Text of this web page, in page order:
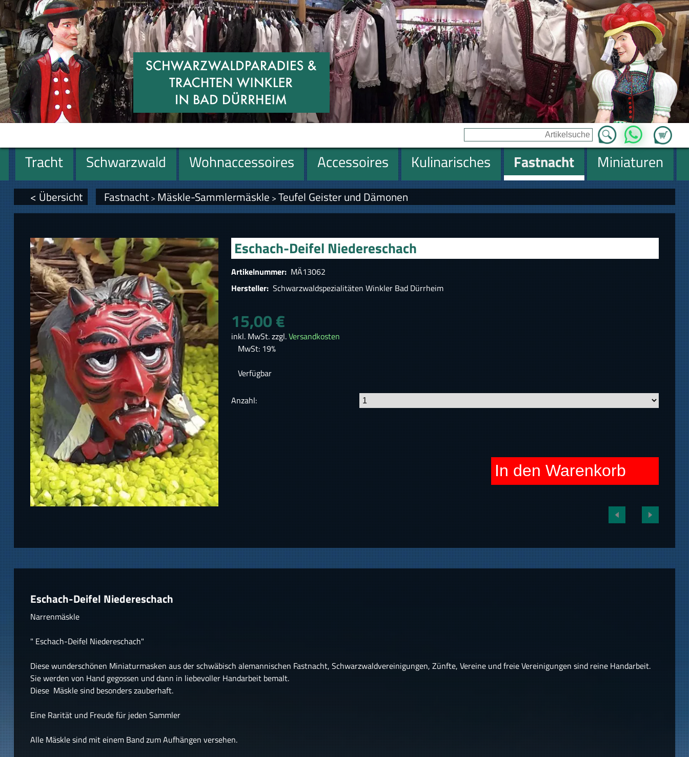
Zum
WhatsApp
Tracht Schwarzwald Wohnaccessoires Accessoires Kulinarisches Fastnacht
Miniaturen
Geschenke
< Übersicht Fastnacht> Mäskle-Sammlermäskle > Teufel Geister und Dämonen
Eschach-Deifel Niedereschach
Artikelnummer: MÄ13062
Hersteller: Schwarzwaldspezialitäten Winkler Bad Dürrheim
15,00 €
inkl. MwSt. zzgl.Versandkosten
MwSt: 19%
Verfügbar
Anzahl:
In den Warenkorb
Eschach-Deifel Niedereschach
Narrenmäskle
" Eschach-Deifel Niedereschach"
Diese wunderschönen Miniaturmasken aus der schwäbisch alemannischen Fastnacht, Schwarzwaldvereinigungen, Zünfte, Vereine und freie Vereinigungen sind reine Handarbeit.
Sie werden von Hand gegossen und dann in liebevoller Handarbeit bemalt.
Diese Mäskle sind besonders zauberhaft.
Eine Rarität und Freude für jeden Sammler
Alle Mäskle sind mit einem Band zum Aufhängen versehen.